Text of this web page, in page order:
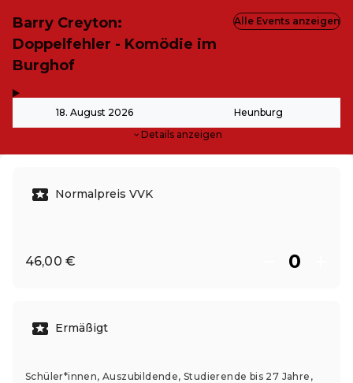
Barry Creyton:
Doppelfehler - Komödie im
Burghof
18. August 2026 Heunburg
Details anzeigen
Alle Events anzeigen
Normalpreis VVK
46,00 €
Ermäßigt
Schüler*innen, Auszubildende, Studierende bis 27 Jahre,